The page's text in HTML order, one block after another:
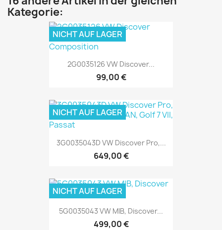
Kategorie:
2G0035126 VW Discover...
99,00 €
NICHT AUF LAGER
3G0035043D VW Discover Pro,...
649,00 €
NICHT AUF LAGER
5G0035043 VW MIB, Discover...
499,00 €
NICHT AUF LAGER